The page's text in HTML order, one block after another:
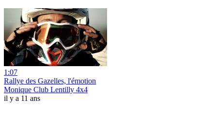
1:07
Rallye des Gazelles, l'émotion
Monique Club Lentilly 4x4
il y a 11 ans